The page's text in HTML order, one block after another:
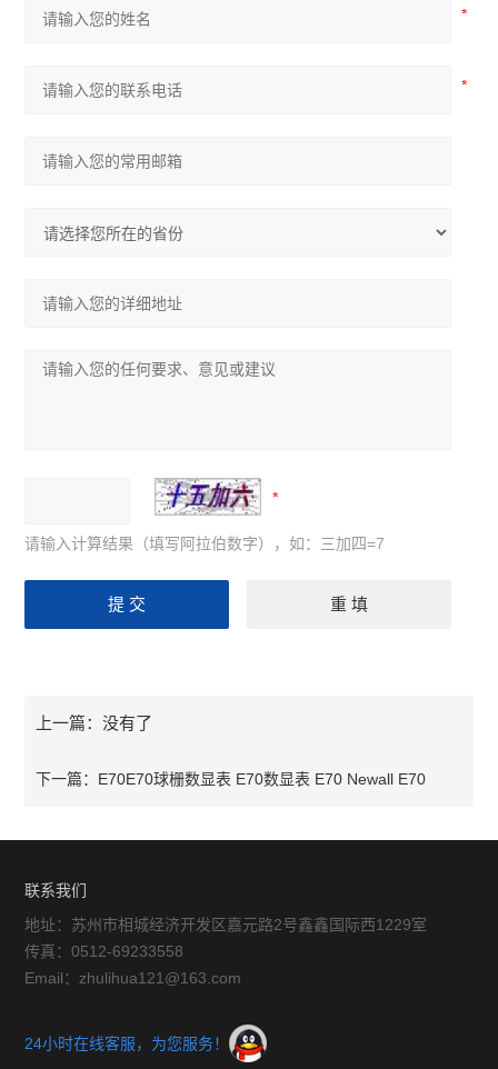
请输入计算结果（填写阿拉伯数字），如：三加四=7
上一篇：没有了
下一篇： E70E70球栅数显表 E70数显表 E70 Newall E70
联系我们
地址：苏州市相城经济开发区嘉元路2号鑫鑫国际西1229室
传真：0512-69233558
Email：zhulihua121@163.com
24小时在线客服，为您服务！